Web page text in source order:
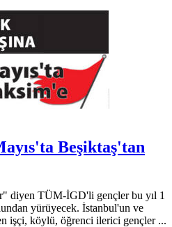
Beşiktaş'tan
diyen TÜM-İGD'li gençler bu yıl 1
yürüyecek. İstanbul'un ve
işçi, köylü, öğrenci ilerici gençler ...